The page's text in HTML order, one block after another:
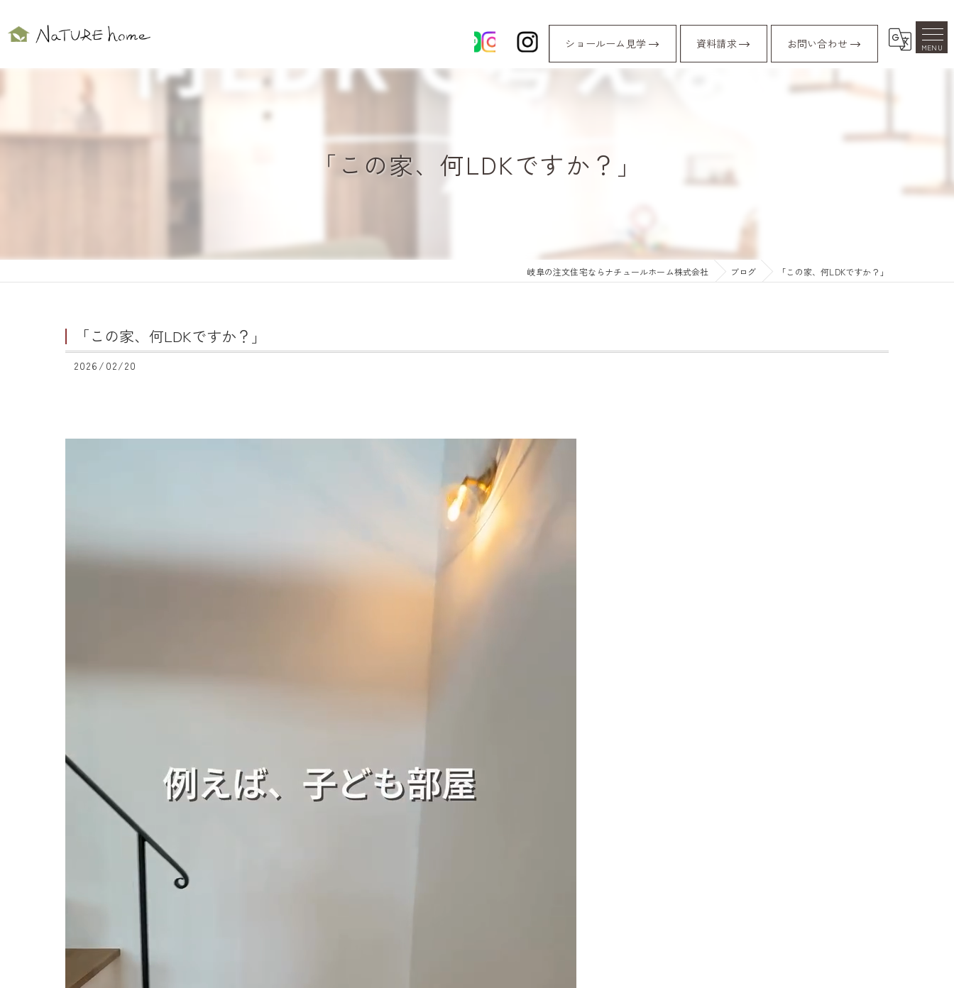
ショールーム見学 資料請求 お問い合わせ
「この家、何LDKですか？」
岐阜の注文住宅ならナチュールホーム株式会社 ブログ 「この家、何LDKですか？」
「この家、何LDKですか？」
2026/02/20